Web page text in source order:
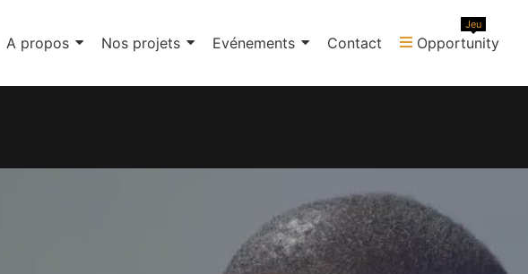
A propos Nos projets Evénements Contact Opportunity
Jeu